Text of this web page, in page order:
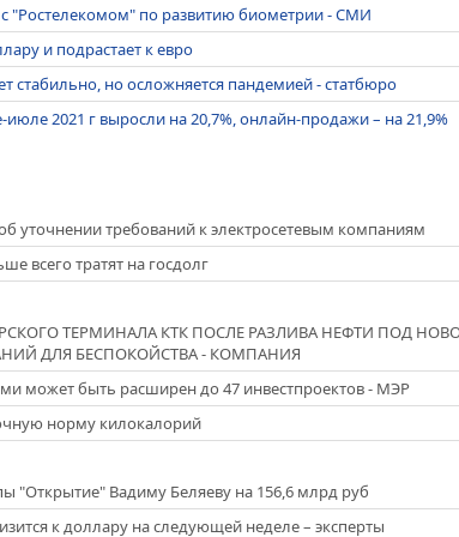
"Ростелекомом" по развитию биометрии - СМИ
и подрастает к евро
стабильно, но осложняется пандемией - статбюро
2021 г выросли на 20,7%, онлайн-продажи – на 21,9%
уточнении требований к электросетевым компаниям
всего тратят на госдолг
ТЕРМИНАЛА КТК ПОСЛЕ РАЗЛИВА НЕФТИ ПОД
ДЛЯ БЕСПОКОЙСТВА - КОМПАНИЯ
может быть расширен до 47 инвестпроектов - МЭР
норму килокалорий
"Открытие" Вадиму Беляеву на 156,6 млрд руб
к доллару на следующей неделе – эксперты